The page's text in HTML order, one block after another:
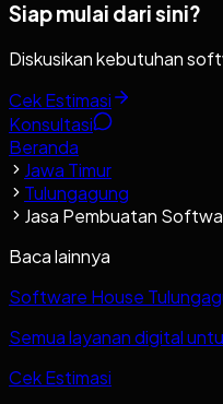
Siap mulai dari sini?
Diskusikan kebutuhan
Cek Estimasi
Konsultasi
Beranda
Jawa Timur
Tulungagung
Jasa Pembuatan
Baca lainnya
Software House
Semua layanan digital
Cek Estimasi